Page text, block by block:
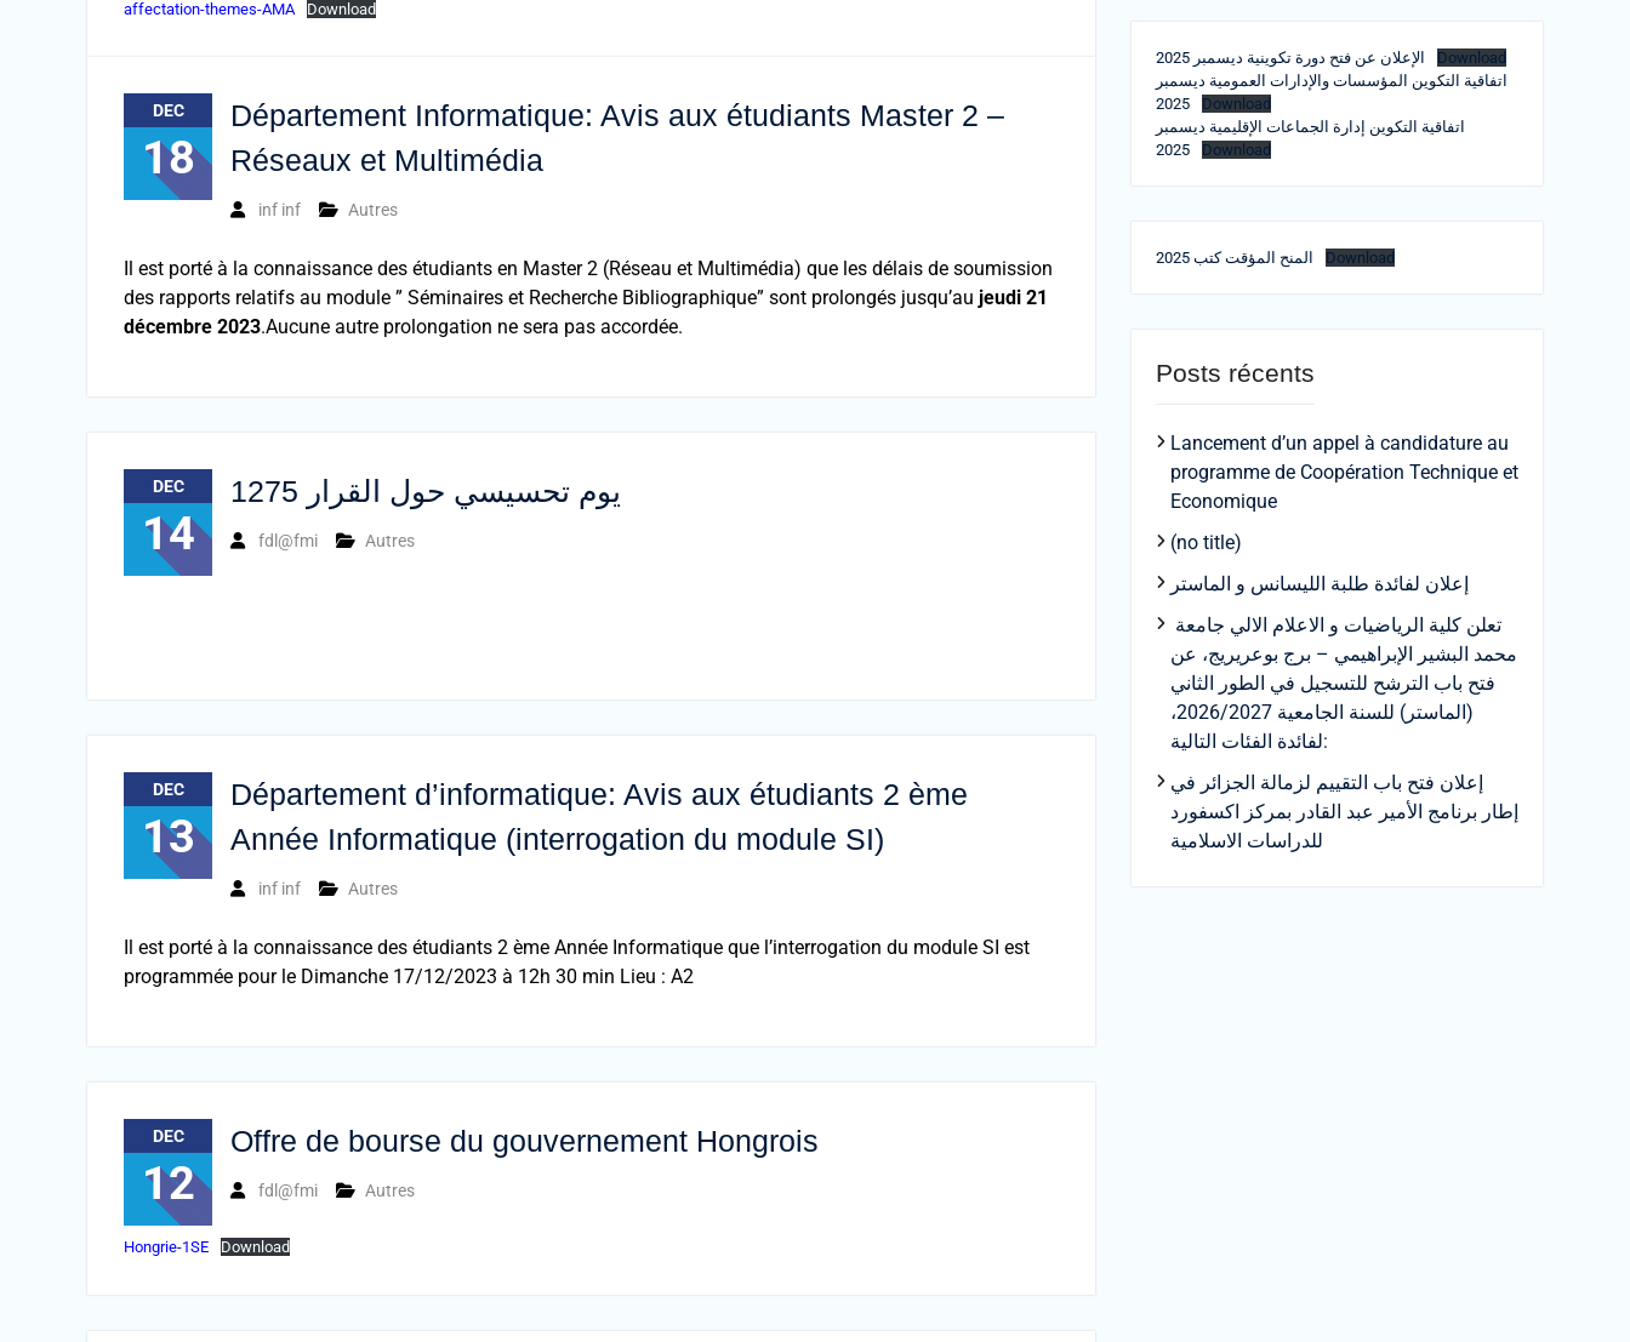
affectation-themes-AMA
Download
DEC
18
Département Informatique: Avis aux étudiants Master 2 –
Réseaux et Multimédia
inf inf Autres
Il est porté à la connaissance des étudiants en Master 2 (Réseau et Multimédia) que les délais de soumission
des rapports relatifs au module ” Séminaires et Recherche Bibliographique” sont prolongés jusqu’au jeudi 21
décembre 2023.Aucune autre prolongation ne sera pas accordée.
DEC
14
يوم تحسيسي حول القرار 1275
fdl@fmi Autres
DEC
13
Département d’informatique: Avis aux étudiants 2 ème
Année Informatique (interrogation du module SI)
inf inf Autres
Il est porté à la connaissance des étudiants 2 ème Année Informatique que l’interrogation du module SI est
programmée pour le Dimanche 17/12/2023 à 12h 30 min Lieu : A2
DEC
12
Offre de bourse du gouvernement Hongrois
fdl@fmi Autres
Hongrie-1SE Download
الإعلان عن فتح دورة تكوينية ديسمبر 2025
Download
اتفاقية التكوين المؤسسات والإدارات العمومية ديسمبر
2025
Download
اتفاقية التكوين إدارة الجماعات الإقليمية ديسمبر
2025
Download
المنح المؤقت كتب 2025 Download
Posts récents
Lancement d’un appel à candidature au
programme de Coopération Technique et
Economique
(no title)
إعلان لفائدة طلبة الليسانس و الماستر
محمد البشير الإبراهيمي – برج بوعريريج، عن
فتح باب الترشح للتسجيل في الطور الثاني
(الماستر) للسنة الجامعية 2026/2027،
لفائدة الفئات التالية:
إعلان فتح باب التقييم لزمالة الجزائر في
إطار برنامج الأمير عبد القادر بمركز اكسفورد
للدراسات الاسلامية